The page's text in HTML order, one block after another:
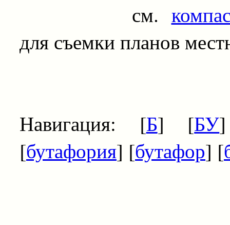
см.
для съемки планов
Навигация: [Б] [БУ
[бутафория] [бутафор] [